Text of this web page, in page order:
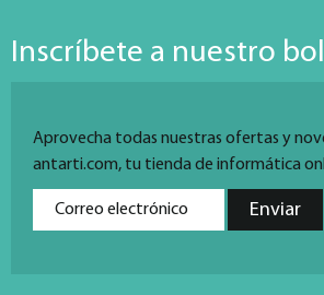
Inscríbete a nuestro
Aprovecha todas nuestras ofertas y
antarti.com, tu tienda de informática